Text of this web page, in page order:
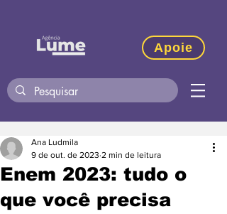
Apoie
Enem 2023: tudo o
que você precisa
Ana Ludmila
9 de out. de 2023 2 min de leitura